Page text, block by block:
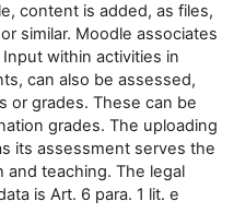
content is added, as files,
similar. Moodle associates
within activities in
can also be assessed,
or grades. These can be
grades. The uploading
its assessment serves the
teaching. The legal
is Art. 6 para. 1 lit. e